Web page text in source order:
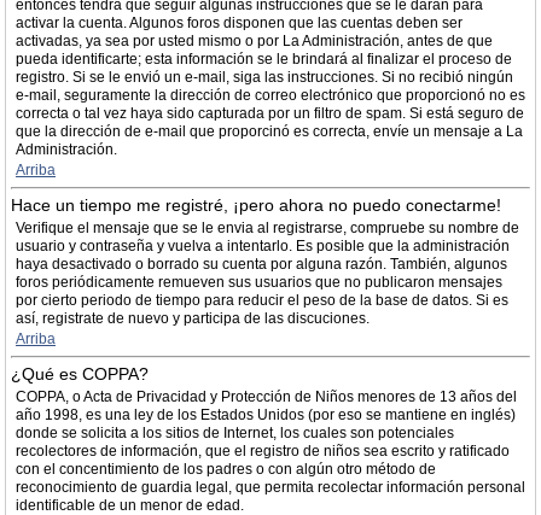
entonces tendrá que seguir algunas instrucciones que se le darán para
activar la cuenta. Algunos foros disponen que las cuentas deben ser
activadas, ya sea por usted mismo o por La Administración, antes de que
pueda identificarte; esta información se le brindará al finalizar el proceso de
registro. Si se le envió un e-mail, siga las instrucciones. Si no recibió ningún
e-mail, seguramente la dirección de correo electrónico que proporcionó no es
correcta o tal vez haya sido capturada por un filtro de spam. Si está seguro de
que la dirección de e-mail que proporcinó es correcta, envíe un mensaje a La
Administración.
Arriba
Hace un tiempo me registré, ¡pero ahora no puedo conectarme!
Verifique el mensaje que se le envia al registrarse, compruebe su nombre de
usuario y contraseña y vuelva a intentarlo. Es posible que la administración
haya desactivado o borrado su cuenta por alguna razón. También, algunos
foros periódicamente remueven sus usuarios que no publicaron mensajes
por cierto periodo de tiempo para reducir el peso de la base de datos. Si es
así, registrate de nuevo y participa de las discuciones.
Arriba
¿Qué es COPPA?
COPPA, o Acta de Privacidad y Protección de Niños menores de 13 años del
año 1998, es una ley de los Estados Unidos (por eso se mantiene en inglés)
donde se solicita a los sitios de Internet, los cuales son potenciales
recolectores de información, que el registro de niños sea escrito y ratificado
con el concentimiento de los padres o con algún otro método de
reconocimiento de guardia legal, que permita recolectar información personal
identificable de un menor de edad.